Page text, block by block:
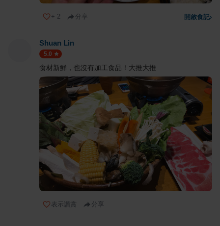
+ 2 分享 開啟食記›
Shuan Lin
5.0
食材新鮮，也沒有加工食品！大推大推
表示讚賞 分享